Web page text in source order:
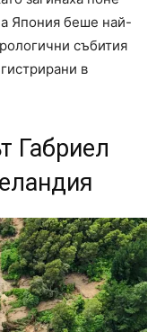
Япония беше най-
събития
в
Габриел